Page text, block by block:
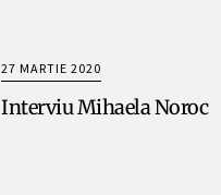
27 MARTIE 2020
Interviu Mihaela Noroc